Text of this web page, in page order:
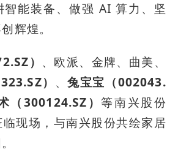
智能装备、做强 AI 算力、坚
辉煌。
） 、欧派、金牌、曲美、
） 、兔宝宝（002043.
（300124.SZ）等南兴股份
现场，与南兴股份共绘家居